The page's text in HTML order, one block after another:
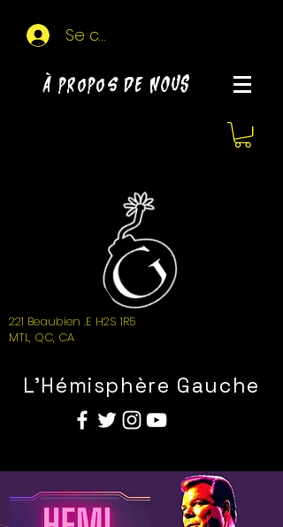
Se connecter
À propos de NOUS
221 Beaubien .E H2S 1R5
MTL, QC, CA
L'Hémisphère Gauche